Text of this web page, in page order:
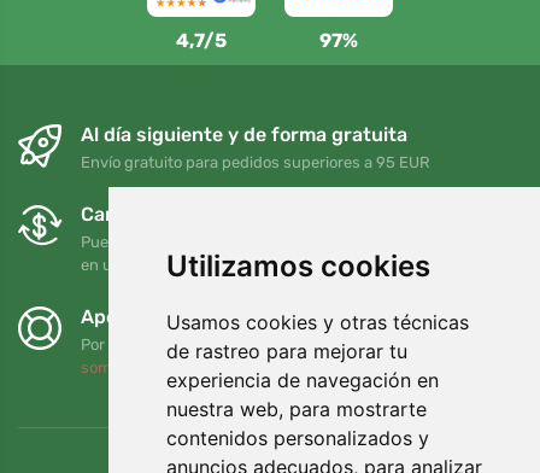
Utilizamos cookies
Usamos cookies y otras técnicas
de rastreo para mejorar tu
experiencia de navegación en
nuestra web, para mostrarte
contenidos personalizados y
anuncios adecuados, para analizar
4,7/5 97%
Al día siguiente y de forma gratuita
Envío gratuito para pedidos superiores a 95 EUR
Cambios y devoluciones gratuitos
Puede devolver o cambiar su pedido en cualquier momento
en un plazo de 90 días
Apoyamos a Trees.org
Por cada pedido plantamos un árbol. Leer más
somos